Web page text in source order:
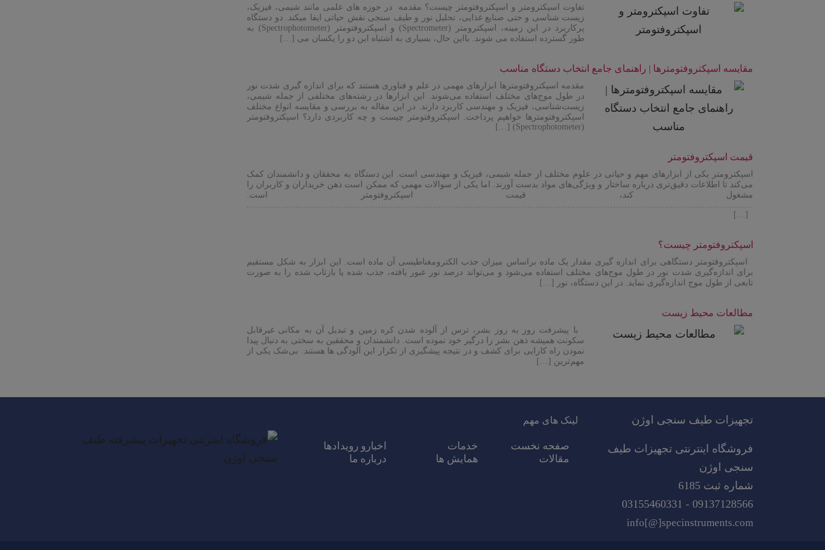
ادامه مطلب
ادامه مطلب
تفاوت اسپکترو‌متر و اسپکترو‌فتومتر چیست؟ مقدمه در حوزه های علمی مانند شیمی، فیزیک،
زیست شناسی و حتی صنایع غذایی، تحلیل نور و طیف سنجی نقش حیاتی ایفا میکند. دو دستگاه
پرکاربرد در این زمینه، اسپکترومتر (Spectrometer) و اسپکتروفتومتر (Spectrophotometer) به
طور گسترده استفاده می شوند. بااین حال، بسیاری به اشتباه این دو را یکسان می […]
مقایسه اسپکتروفتومترها | راهنمای جامع انتخاب دستگاه مناسب
مقدمه اسپکتروفتومترها ابزارهای مهمی در علم و فناوری هستند که برای اندازه گیری شدت نور
در طول موج‌های مختلف استفاده می‌شوند. این ابزارها در رشته‌های مختلفی از جمله شیمی،
زیست‌شناسی، فیزیک و مهندسی کاربرد دارند. در این مقاله به بررسی و مقایسه انواع مختلف
اسپکتروفتومترها خواهیم پرداخت. اسپکتروفتومتر چیست و چه کاربردی دارد؟ اسپکتروفتومتر
(Spectrophotometer) […]
قیمت اسپکتروفتومتر
اسپکترومتر یکی از ابزارهای مهم و حیاتی در علوم مختلف از جمله شیمی، فیزیک و مهندسی است. این دستگاه به محققان و دانشمندان کمک
می‌کند تا اطلاعات دقیق‌تری درباره ساختار و ویژگی‌های مواد بدست آورند. اما یکی از سوالات مهمی که ممکن است ذهن خریداران و کاربران را
مشغول کند، قیمت اسپکتروفتومتر است.
[…]
اسپکتروفتومتر چیست؟
اسپکتروفتومتر دستگاهی برای اندازه گیری مقدار یک ماده براساس میزان جذب الکترومغناطیسی آن ماده است. این ابزار به شکل مستقیم
برای اندازه‌گیری شدت نور در طول موج‌های مختلف استفاده می‌شود و می‌تواند درصد نور عبور یافته، جذب شده یا بازتاب شده را به صورت
تابعی از طول موج اندازه‌گیری نماید. در این دستگاه، نور […]
مطالعات محیط زیست
با پیشرفت روز به روز بشر، ترس از آلوده شدن کره زمین و تبدیل آن به مکانی غیرقابل
سکونت همیشه ذهن بشر را درگیر خود نموده است. دانشمندان و محققین به سختی به دنبال پیدا
نمودن راه کارایی برای کشف و در نتیجه پیشگیری از تکرار این آلودگی ها هستند. بی‌شک یکی از
مهم‌ترین […]
تجهیزات طیف سنجی اوژن
فروشگاه اینترنتی تجهیزات طیف
سنجی اوژن
شماره ثبت 6185
09137128566 - 03155460331
info[@]specinstruments.com
لینک های مهم
صفحه نخست خدمات
اخبارو رویدادها
مقالات
همایش ها درباره ما